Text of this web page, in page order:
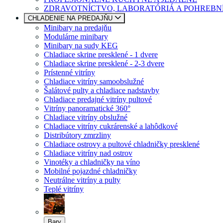
ZDRAVOTNÍCTVO, LABORATÓRIÁ A
CHLADENIE NA PREDAJŇU
Minibary na predajňu
Modulárne minibary
Minibary na sudy KEG
Chladiace skrine presklené - 1 dvere
Chladiace skrine presklené - 2-3 dvere
Prístenné vitríny
Chladiace vitríny samoobslužné
Šalátové pulty a chladiace nadstavby
Chladiace predajné vitríny pultové
Vitríny panoramatické 360°
Chladiace vitríny obslužné
Chladiace vitríny cukrárenské a lahôdkové
Distribútory zmrzliny
Chladiace ostrovy a pultové chladničky presklené
Chladiace vitríny nad ostrov
Vinotéky a chladničky na víno
Mobilné pojazdné chladničky
Neutrálne vitríny a pulty
Teplé vitríny